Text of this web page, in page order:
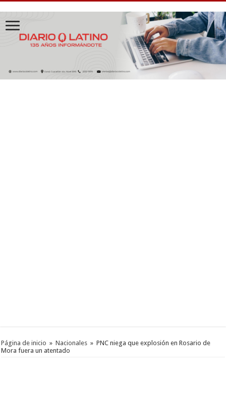
Página de inicio » Nacionales » PNC niega que explosión en Rosario de
Mora fuera un atentado